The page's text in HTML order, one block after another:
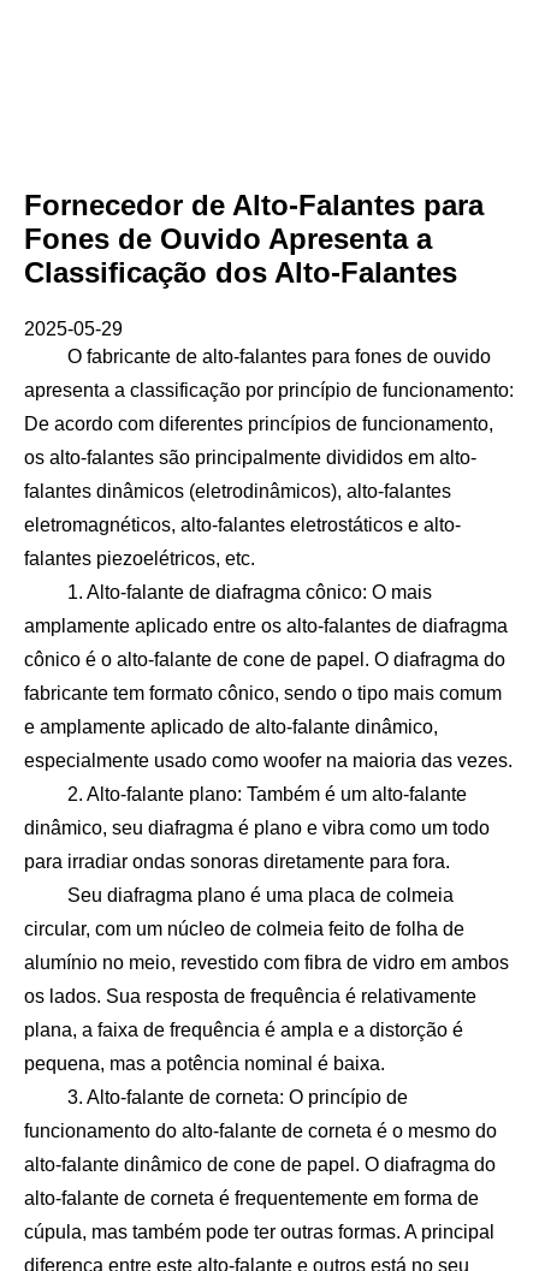
Fornecedor de Alto-Falantes para
Fones de Ouvido Apresenta a
Classificação dos Alto-Falantes
2025-05-29
O fabricante de alto-falantes para fones de ouvido
apresenta a classificação por princípio de funcionamento:
De acordo com diferentes princípios de funcionamento,
os alto-falantes são principalmente divididos em alto-
falantes dinâmicos (eletrodinâmicos), alto-falantes
eletromagnéticos, alto-falantes eletrostáticos e alto-
falantes piezoelétricos, etc.
1. Alto-falante de diafragma cônico: O mais
amplamente aplicado entre os alto-falantes de diafragma
cônico é o alto-falante de cone de papel. O diafragma do
fabricante tem formato cônico, sendo o tipo mais comum
e amplamente aplicado de alto-falante dinâmico,
especialmente usado como woofer na maioria das vezes.
2. Alto-falante plano: Também é um alto-falante
dinâmico, seu diafragma é plano e vibra como um todo
para irradiar ondas sonoras diretamente para fora.
Seu diafragma plano é uma placa de colmeia
circular, com um núcleo de colmeia feito de folha de
alumínio no meio, revestido com fibra de vidro em ambos
os lados. Sua resposta de frequência é relativamente
plana, a faixa de frequência é ampla e a distorção é
pequena, mas a potência nominal é baixa.
3. Alto-falante de corneta: O princípio de
funcionamento do alto-falante de corneta é o mesmo do
alto-falante dinâmico de cone de papel. O diafragma do
alto-falante de corneta é frequentemente em forma de
cúpula, mas também pode ter outras formas. A principal
diferença entre este alto-falante e outros está no seu